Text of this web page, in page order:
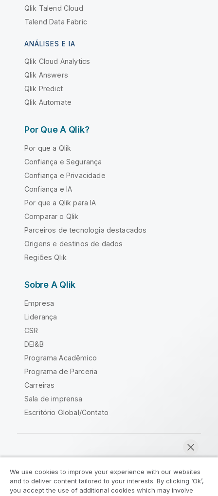
Qlik Talend Cloud
Talend Data Fabric
ANÁLISES E IA
Qlik Cloud Analytics
Qlik Answers
Qlik Predict
Qlik Automate
Por Que A Qlik?
Por que a Qlik
Confiança e Segurança
Confiança e Privacidade
Confiança e IA
Por que a Qlik para IA
Comparar o Qlik
Parceiros de tecnologia destacados
Origens e destinos de dados
Regiões Qlik
Sobre A Qlik
Empresa
Liderança
CSR
DEI&B
Programa Acadêmico
Programa de Parceria
Carreiras
Sala de imprensa
Escritório Global/Contato
Acordos legais Termos do produto
We use cookies to improve your experience with our websites
and to deliver content tailored to your interests. By clicking ‘Ok’,
you accept the use of additional cookies which may involve